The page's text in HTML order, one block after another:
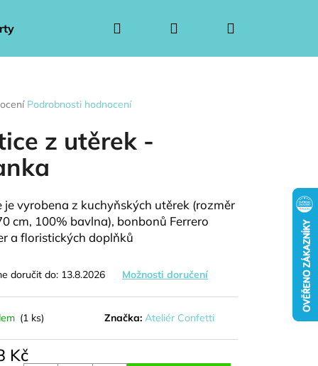
Ponožkové kytice pro muže Ponožkové kytice
Přihlášení
Podrobnosti hodnocení
z utěrek -
je vyrobena z kuchyňských utěrek (rozměr
cm, 100% bavlna), bonbonů Ferrero
a floristických doplňků
doručit do: 13.8.2026 Možnosti doručení
(1 ks) Značka: Ateliér Confetti
Kč
Následující
- EVA